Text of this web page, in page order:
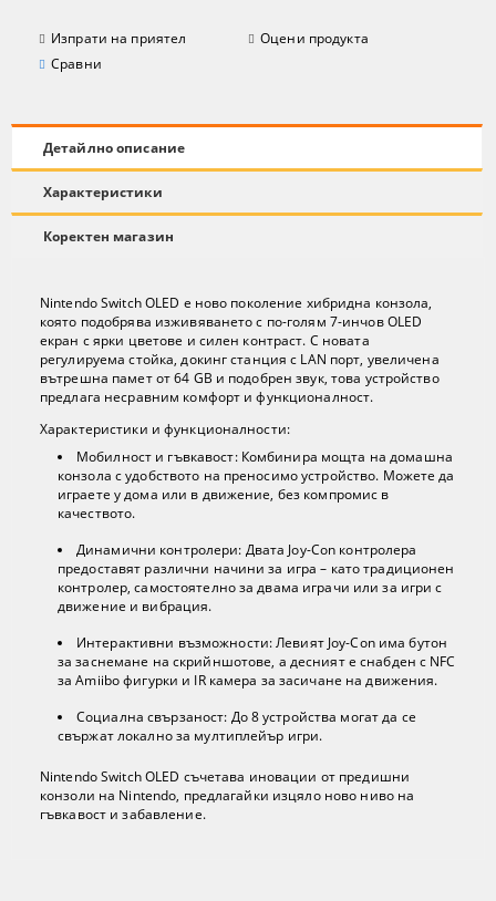
Изпрати на приятел
Оцени продукта
Сравни
Детайлно описание
Характеристики
Коректен магазин
Nintendo Switch OLED е ново поколение хибридна конзола,
която подобрява изживяването с по-голям 7-инчов OLED
екран с ярки цветове и силен контраст. С новата
регулируема стойка, докинг станция с LAN порт, увеличена
вътрешна памет от 64 GB и подобрен звук, това устройство
предлага несравним комфорт и функционалност.
Характеристики и функционалности:
Мобилност и гъвкавост: Комбинира мощта на домашна
конзола с удобството на преносимо устройство. Можете да
играете у дома или в движение, без компромис в
качеството.
Динамични контролери: Двата Joy-Con контролера
предоставят различни начини за игра – като традиционен
контролер, самостоятелно за двама играчи или за игри с
движение и вибрация.
Интерактивни възможности: Левият Joy-Con има бутон
за заснемане на скрийншотове, а десният е снабден с NFC
за Amiibo фигурки и IR камера за засичане на движения.
Социална свързаност: До 8 устройства могат да се
свържат локално за мултиплейър игри.
Nintendo Switch OLED съчетава иновации от предишни
конзоли на Nintendo, предлагайки изцяло ново ниво на
гъвкавост и забавление.